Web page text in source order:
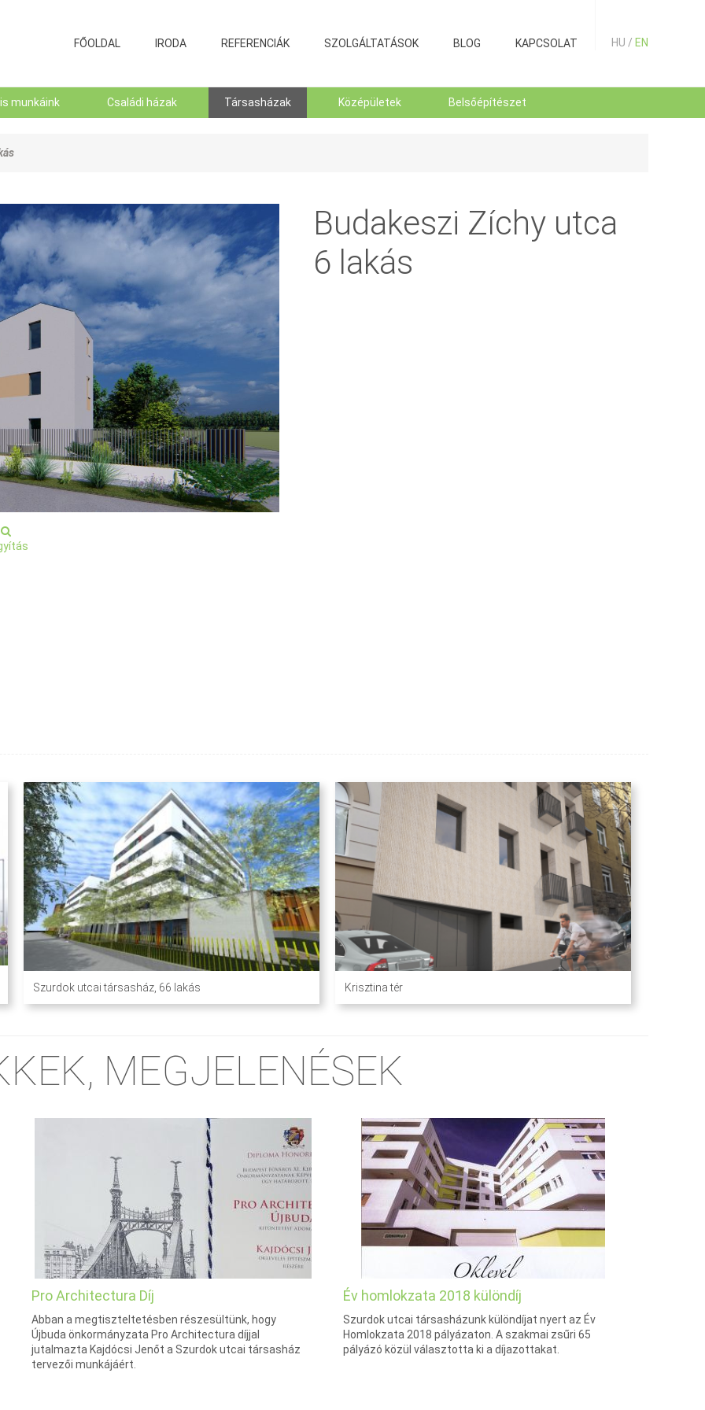
HU / EN
FŐOLDAL IRODA REFERENCIÁK SZOLGÁLTATÁSOK BLOG KAPCSOLAT
munkáink Családi házak Társasházak Középületek Belsőépítészet
Budakeszi Zíchy utca
6 lakás
Szurdok utcai társasház, 66 lakás Krisztina tér
MEGJELENÉSEK
Pro Architectura Díj
Abban a megtiszteltetésben részesültünk, hogy
Újbuda önkormányzata Pro Architectura díjjal
jutalmazta Kajdócsi Jenőt a Szurdok utcai társasház
tervezői munkájáért.
Év homlokzata 2018 különdíj
Szurdok utcai társasházunk különdíjat nyert az Év
Homlokzata 2018 pályázaton. A szakmai zsűri 65
pályázó közül választotta ki a díjazottakat.